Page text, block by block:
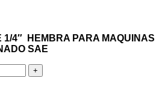
1/4″ HEMBRA PARA MAQUINAS
SAE